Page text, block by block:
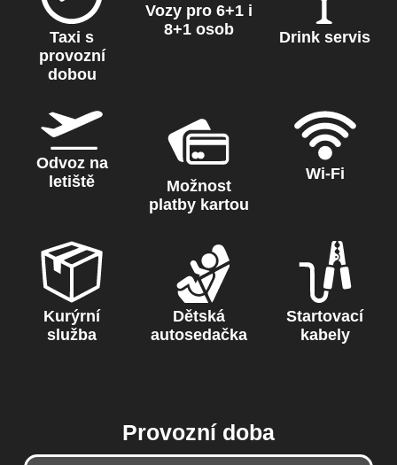
Taxi s
provozní
dobou
Vozy pro 6+1 i
8+1 osob
Drink servis
Odvoz na
letiště
Možnost
platby kartou
Wi-Fi
Kurýrní
služba
Dětská
autosedačka
Startovací
kabely
Provozní doba